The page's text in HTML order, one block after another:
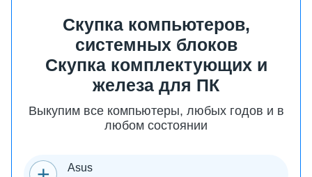
Cкупка компьютеров,
системных блоков
Скупка комплектующих и
железа для ПК
Выкупим все компьютеры, любых годов и в
любом состоянии
Asus